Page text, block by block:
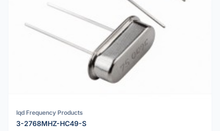
Iqd Frequency Products
3-2768MHZ-HC49-S